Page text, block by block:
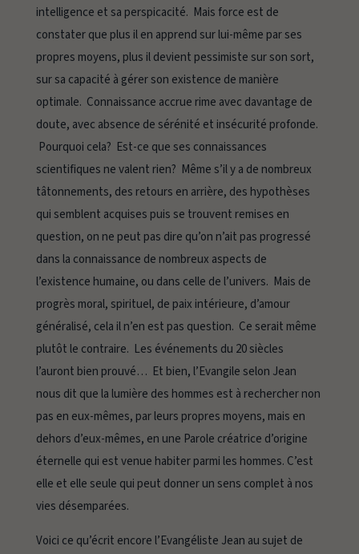
intelligence et sa perspicacité. Mais force est de
constater que plus il en apprend sur lui-même par ses
propres moyens, plus il devient pessimiste sur son sort,
sur sa capacité à gérer son existence de manière
optimale. Connaissance accrue rime avec davantage de
doute, avec absence de sérénité et insécurité profonde.
Pourquoi cela? Est-ce que ses connaissances
scientifiques ne valent rien? Même s’il y a de nombreux
tâtonnements, des retours en arrière, des hypothèses
qui semblent acquises puis se trouvent remises en
question, on ne peut pas dire qu’on n’ait pas progressé
dans la connaissance de nombreux aspects de
l’existence humaine, ou dans celle de l’univers. Mais de
progrès moral, spirituel, de paix intérieure, d’amour
généralisé, cela il n’en est pas question. Ce serait même
plutôt le contraire. Les événements du 20 siècles
l’auront bien prouvé… Et bien, l’Evangile selon Jean
nous dit que la lumière des hommes est à rechercher non
pas en eux-mêmes, par leurs propres moyens, mais en
dehors d’eux-mêmes, en une Parole créatrice d’origine
éternelle qui est venue habiter parmi les hommes. C’est
elle et elle seule qui peut donner un sens complet à nos
vies désemparées.
Voici ce qu’écrit encore l’Evangéliste Jean au sujet de